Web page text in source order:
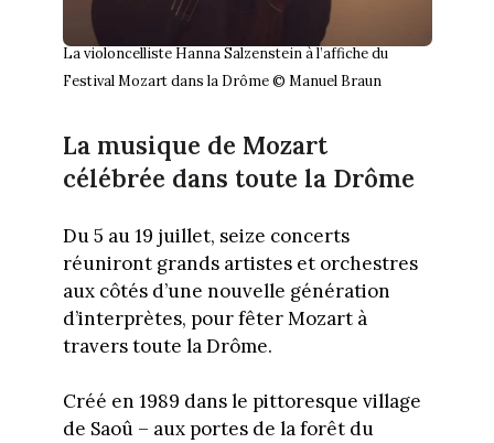
La violoncelliste Hanna Salzenstein à l’affiche du
Festival Mozart dans la Drôme © Manuel Braun
La musique de Mozart
célébrée dans toute la Drôme
Du 5 au 19 juillet, seize concerts
réuniront grands artistes et orchestres
aux côtés d’une nouvelle génération
d’interprètes, pour fêter Mozart à
travers toute la Drôme.
Créé en 1989 dans le pittoresque village
de Saoû – aux portes de la forêt du